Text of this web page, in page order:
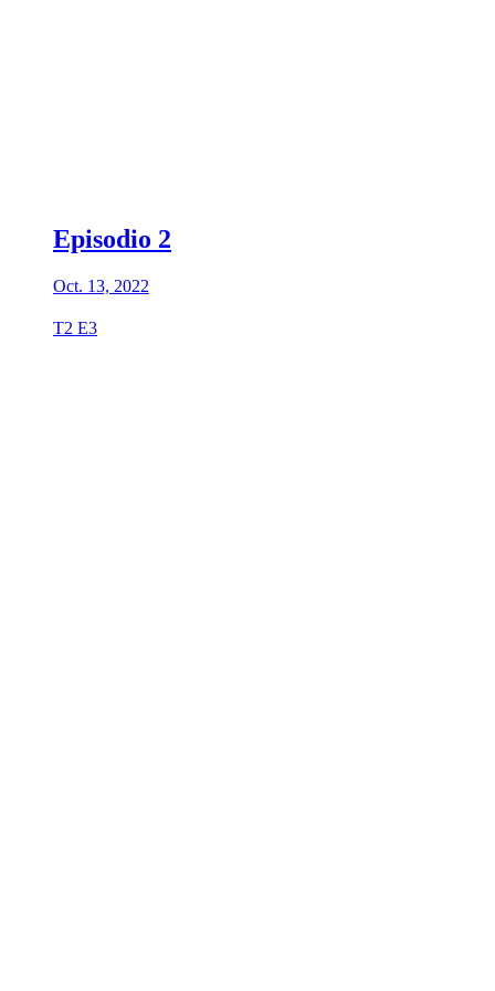
Episodio 2
Oct. 13, 2022
T2 E3